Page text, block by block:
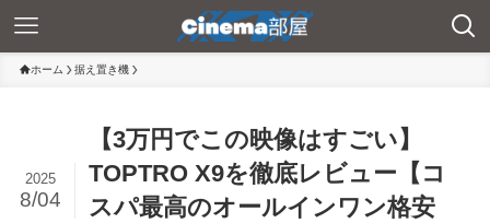
ホーム 据え置き機
【3万円でこの映像はすごい】
TOPTRO X9を徹底レビュー【コ
スパ最高のオールインワン格安
2025
8/04